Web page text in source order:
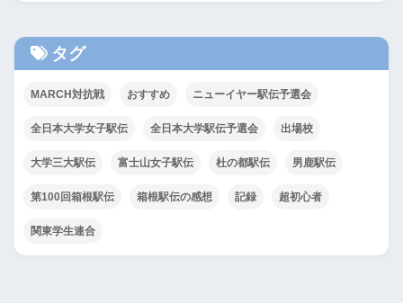
タグ
MARCH対抗戦 おすすめ ニューイヤー駅伝予選会
全日本大学女子駅伝 全日本大学駅伝予選会 出場校
大学三大駅伝 富士山女子駅伝 杜の都駅伝 男鹿駅伝
第100回箱根駅伝 箱根駅伝の感想 記録 超初心者
関東学生連合